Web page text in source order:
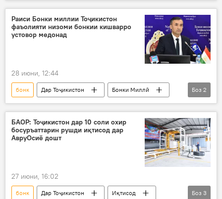
Иқтисод
Раиси Бонки миллии Тоҷикистон
фаъолияти низоми бонкии кишварро
устовор медонад
28 июни, 12:44
бонк Дар Тоҷикистон
Бонки Миллӣ
Иқтисод
молия
Боз 2
БАОР: Тоҷикистон дар 10 соли охир
босуръаттарин рушди иқтисод дар
АвруОсиё дошт
27 июни, 16:02
бонк Дар Тоҷикистон
Иқтисод
Боз 3